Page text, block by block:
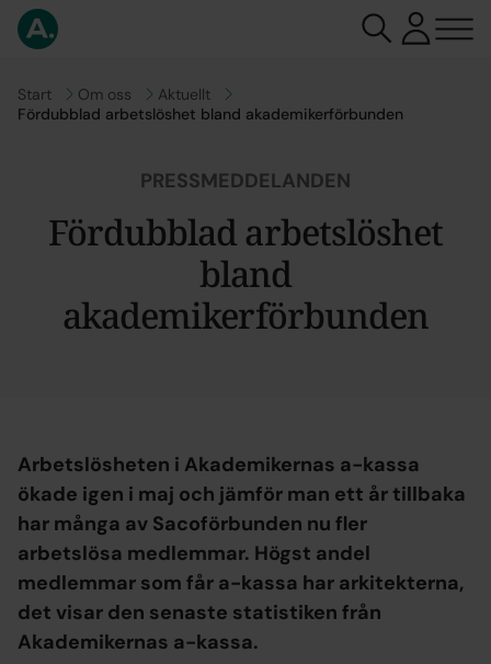
Gå till
Start Gå till
Om oss Gå till
Aktuellt
Fördubblad arbetslöshet bland akademikerförbunden
PRESSMEDDELANDEN
Fördubblad arbetslöshet
bland
akademikerförbunden
Arbetslösheten i Akademikernas a-kassa
ökade igen i maj och jämför man ett år tillbaka
har många av Sacoförbunden nu fler
arbetslösa medlemmar. Högst andel
medlemmar som får a-kassa har arkitekterna,
det visar den senaste statistiken från
Akademikernas a-kassa.